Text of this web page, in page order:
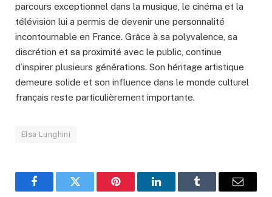
parcours exceptionnel dans la musique, le cinéma et la
télévision lui a permis de devenir une personnalité
incontournable en France. Grâce à sa polyvalence, sa
discrétion et sa proximité avec le public, continue
d’inspirer plusieurs générations. Son héritage artistique
demeure solide et son influence dans le monde culturel
français reste particulièrement importante.
Elsa Lunghini
FacebookTwitter Pinterest LinkedInTumblr Email